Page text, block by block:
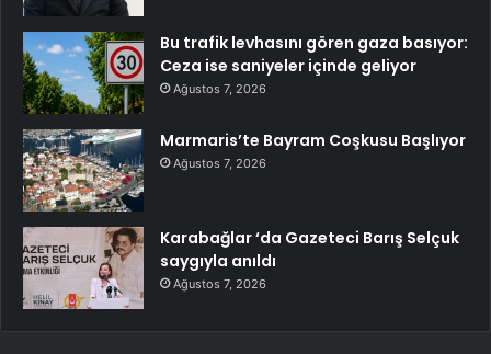
Bu trafik levhasını gören gaza basıyor:
Ceza ise saniyeler içinde geliyor
Ağustos 7, 2026
Marmaris’te Bayram Coşkusu Başlıyor
Ağustos 7, 2026
Karabağlar ‘da Gazeteci Barış Selçuk
saygıyla anıldı
Ağustos 7, 2026